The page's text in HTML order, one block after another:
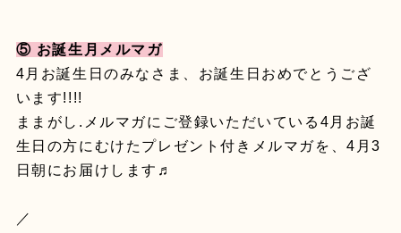
⑤ お誕生月メルマガ
4月お誕生日のみなさま、お誕生日おめでとうござ
います!!!!
ままがし.メルマガにご登録いただいている4月お誕
生日の方にむけたプレゼント付きメルマガを、4月3
日朝にお届けします♬
／